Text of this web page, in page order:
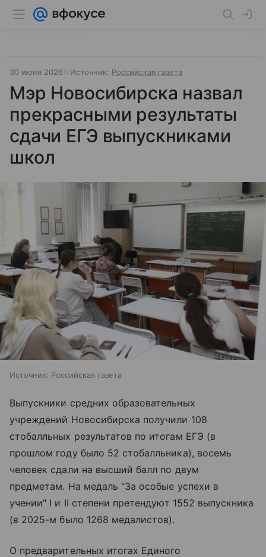
30 июня 2026 Источник: Российская газета
Мэр Новосибирска назвал
прекрасными результаты
сдачи ЕГЭ выпускниками
школ
Источник: Российская газета
Выпускники средних образовательных
учреждений Новосибирска получили 108
стобалльных результатов по итогам ЕГЭ (в
прошлом году было 52 стобалльника), восемь
человек сдали на высший балл по двум
предметам. На медаль "За особые успехи в
учении" I и II степени претендуют 1552 выпускника
(в 2025-м было 1268 медалистов).
О предварительных итогах Единого